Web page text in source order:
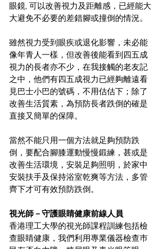
眼鏡, 可以改善視力及距離感，已經能大
大避免不必要的差錯腳或撞倒的情況。
雖然視力受到眼疾或退化影響，未必能
像年青人一樣，但改善後能看到四五成
視力的長者亦不少，在我接觸的老友記
之中，他們有四五成視力已經夠離遠看
見巴士小巴的號碼，不用估估下；除了
改善生活質素，為預防長者跌倒的確是
直接又簡單的保障。
當然不能只用一個方法就足夠預防跌
倒，要配合腳膝運動慢慢鍛練，甚或是
改善生活環境，安裝足夠照明，於家中
安裝扶手及保持浴室乾爽等方法，多管
齊下才可有效預防跌倒。
視光師－守護眼睛健康前線人員
香港理工大學的視光師課程訓練包括檢
查眼睛健康，我們利用專業儀器檢查巿